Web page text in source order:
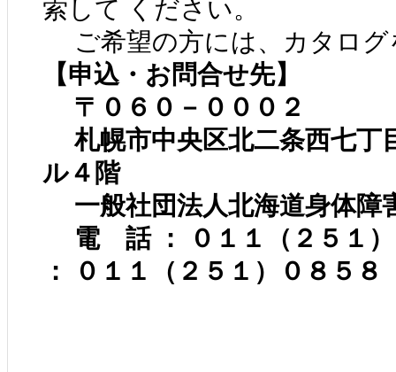
索して ください。
ご希望の方には、カタログ
【申込・お問合せ先】
〒０６０－０００２
札幌市中央区北二条西七丁
ル４階
一般社団法人北海道身体障
電 話 ： ０１１（２５１
： ０１１（２５１）０８５８